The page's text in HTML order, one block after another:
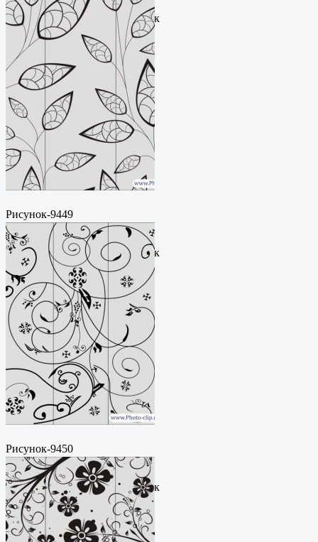
рисунокФормат: cdrЦена: 200
руб.Метки: векторный рисунок
Рисунок-9449
Пескоструйный
рисунокФормат: cdrЦена: 200
руб.Метки: векторный рисунок
Рисунок-9450
Пескоструйный
рисунокФормат: cdrЦена: 200
руб.Метки: векторный рисунок